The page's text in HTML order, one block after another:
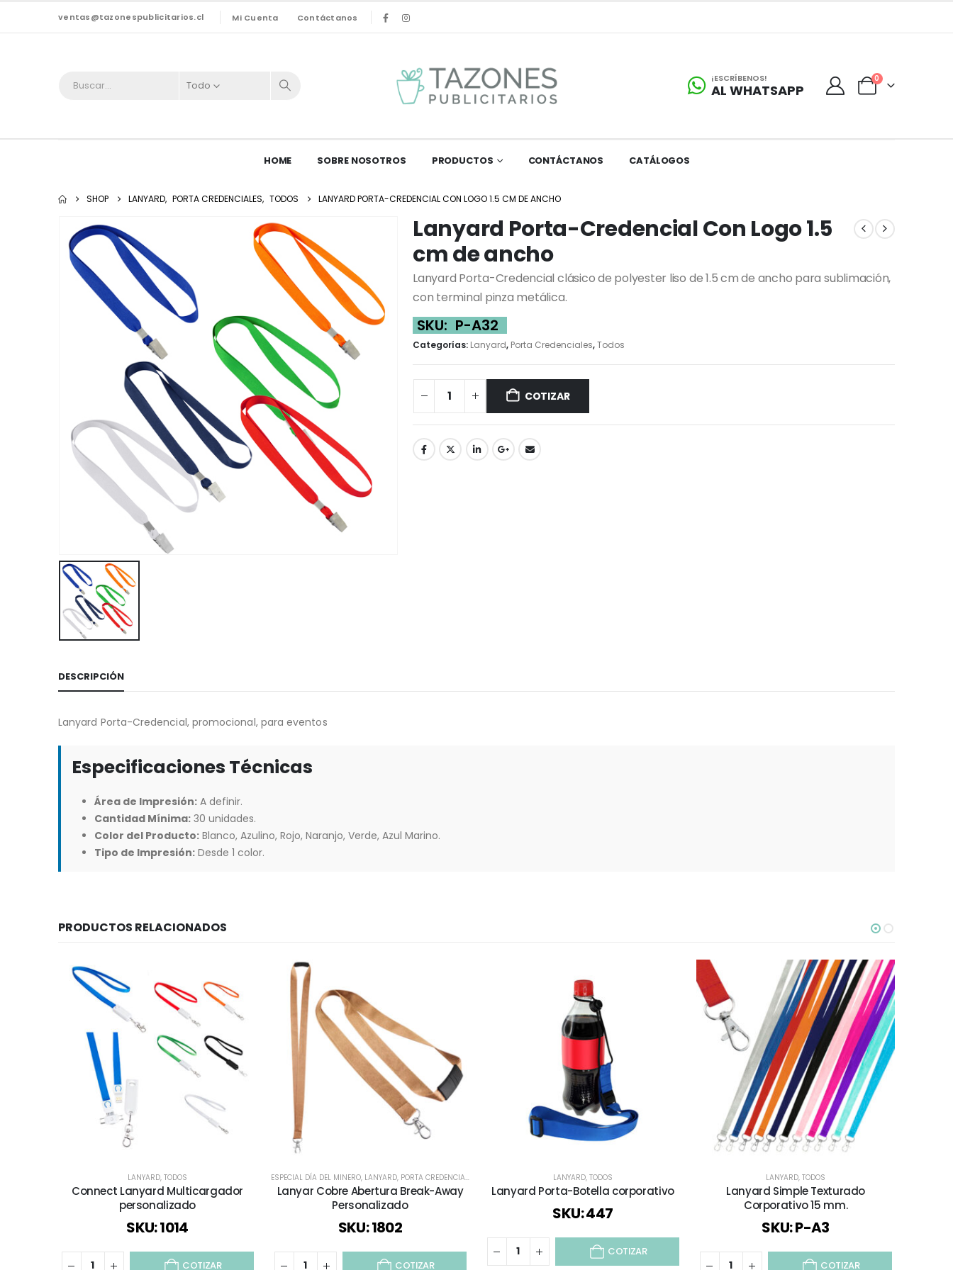
ventas@tazonespublicitarios.cl Mi Cuenta Contáctanos
Todo
¡ESCRÍBENOS!
AL WHATSAPP
0
HOME SOBRE NOSOTROS PRODUCTOS CONTÁCTANOS CATÁLOGOS
SHOP LANYARD, PORTA CREDENCIALES, TODOS LANYARD PORTA-CREDENCIAL CON LOGO 1.5 CM DE ANCHO
Lanyard Porta-Credencial Con Logo 1.5
cm de ancho
Lanyard Porta-Credencial clásico de polyester liso de 1.5 cm de ancho para sublimación,
con terminal pinza metálica.
SKU: P-A32
Categorías: Lanyard, Porta Credenciales,Todos
COTIZAR
DESCRIPCIÓN
Lanyard Porta-Credencial, promocional, para eventos
Especificaciones Técnicas
Área de Impresión: A definir.
Cantidad Mínima: 30 unidades.
Color del Producto: Blanco, Azulino, Rojo, Naranjo, Verde, Azul Marino.
Tipo de Impresión: Desde 1 color.
PRODUCTOS RELACIONADOS
LANYARD, TODOS
Connect Lanyard Multicargador
personalizado
SKU: 1014
COTIZAR
ESPECIAL DÍA DEL MINERO, LANYARD, PORTA CREDENCIALES REGALOS COBRIZADOS,TODOS
Lanyar Cobre Abertura Break-Away
Personalizado
SKU: 1802
COTIZAR
LANYARD, TODOS
Lanyard Porta-Botella corporativo
SKU: 447
COTIZAR
LANYARD, TODOS
Lanyard Simple Texturado
Corporativo 15 mm.
SKU: P-A3
COTIZAR